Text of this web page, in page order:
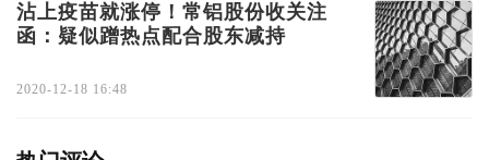
沾上疫苗就涨停！常铝股份收关注
函：疑似蹭热点配合股东减持
2020-12-18 16:48